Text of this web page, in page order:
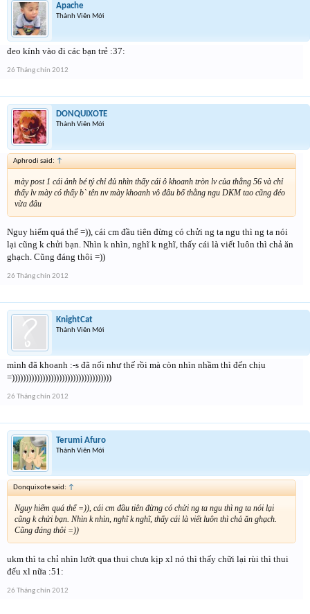
Apache
Thành Viên Mới
đeo kính vào đi các bạn trẻ :37:
26 Tháng chín 2012
DONQUIXOTE
Thành Viên Mới
Aphrodi said: ↑
mày post 1 cái ảnh bé tý chỉ đủ nhìn thấy cái ô khoanh tròn lv của thằng 56 và chỉ
thấy lv mày có thấy b` tên nv mày khoanh vô đâu bố thằng ngu DKM tao cũng đéo
vừa đâu
Nguy hiểm quá thể =)), cái cm đầu tiên đừng có chửi ng ta ngu thì ng ta nói
lại cũng k chửi bạn. Nhìn k nhìn, nghĩ k nghĩ, thấy cái là viết luôn thì chả ăn
ghạch. Cũng đáng thôi =))
26 Tháng chín 2012
KnightCat
Thành Viên Mới
mình đã khoanh :-s đã nối như thế rồi mà còn nhìn nhầm thì đến chịu
=))))))))))))))))))))))))))))))))))))
26 Tháng chín 2012
Terumi Afuro
Thành Viên Mới
Donquixote said: ↑
Nguy hiểm quá thể =)), cái cm đầu tiên đừng có chửi ng ta ngu thì ng ta nói lại
cũng k chửi bạn. Nhìn k nhìn, nghĩ k nghĩ, thấy cái là viết luôn thì chả ăn ghạch.
Cũng đáng thôi =))
ukm thì ta chỉ nhìn lướt qua thui chưa kịp xl nó thì thấy chữi lại rùi thì thui
đếu xl nữa :51:
26 Tháng chín 2012